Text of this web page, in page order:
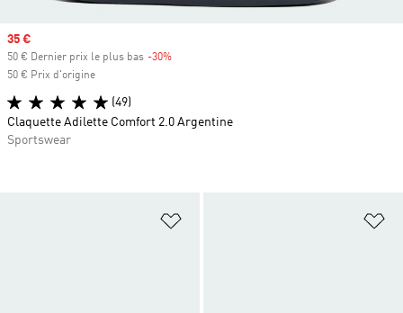
Ajouter à la Liste de produits
Prix soldé
35 €
50 € Dernier prix le plus bas -30%
50 € Prix d'origine
(49)
Claquette Adilette Comfort 2.0 Argentine
Sportswear